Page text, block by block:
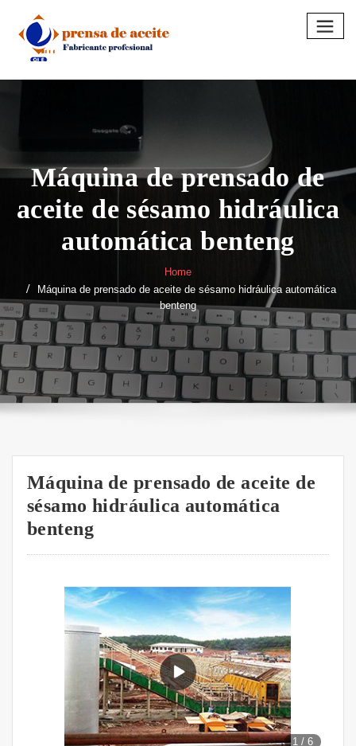
content
Máquina de prensado de
aceite de sésamo hidráulica
automática benteng
Home
Máquina de prensado de aceite de sésamo hidráulica automática
benteng
Máquina de prensado de aceite de
sésamo hidráulica automática
benteng
1 /6